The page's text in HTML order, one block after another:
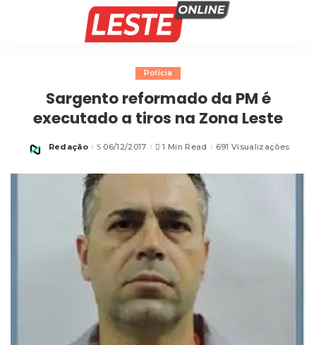
Polícia
Sargento reformado da PM é
executado a tiros na Zona Leste
Posted
Redação 06/12/2017 1 Min Read 691 Visualizações